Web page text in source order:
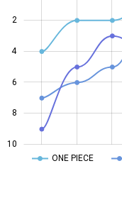
2
4
6
8
10
ONE PIECE